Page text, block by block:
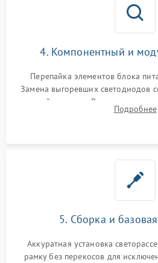
4. Компонентный и
Перепайка элементов блока
Замена выгоревших светодиодов
хрупкой матрицы.
прошивка микросхем
Подробнее
5. Сборка и
Аккуратная установка
рамку без перекосов для